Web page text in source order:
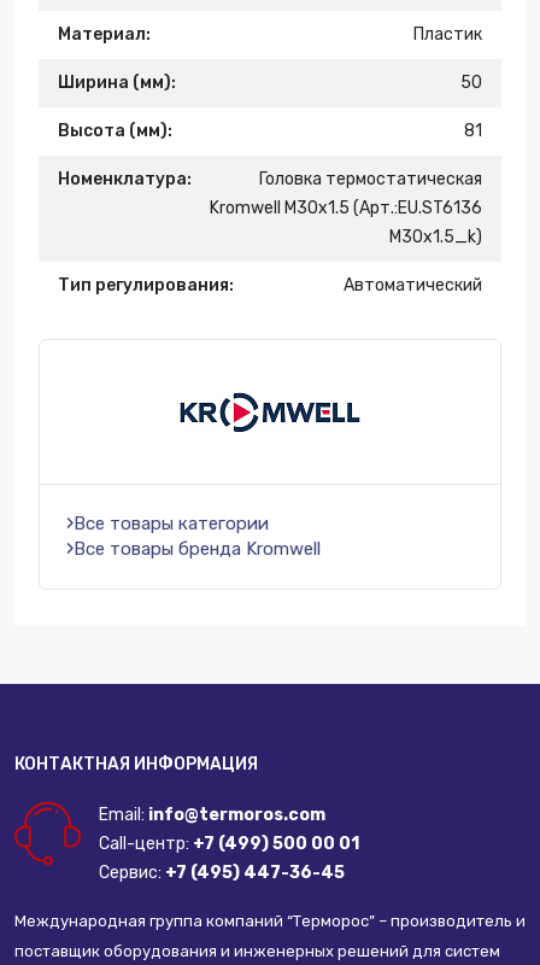
Материал: Пластик
Ширина (мм): 50
Высота (мм): 81
Номенклатура:
Головка термостатическая
Kromwell М30x1.5 (Арт.:EU.ST6136
М30x1.5_k)
Тип регулирования: Автоматический
Все товары категории
Все товары бренда Kromwell
КОНТАКТНАЯ ИНФОРМАЦИЯ
Email: info@termoros.com
Call-центр: +7 (499) 500 00 01
Сервис: +7 (495) 447-36-45
Международная группа компаний “Терморос” – производитель и
поставщик оборудования и инженерных решений для систем